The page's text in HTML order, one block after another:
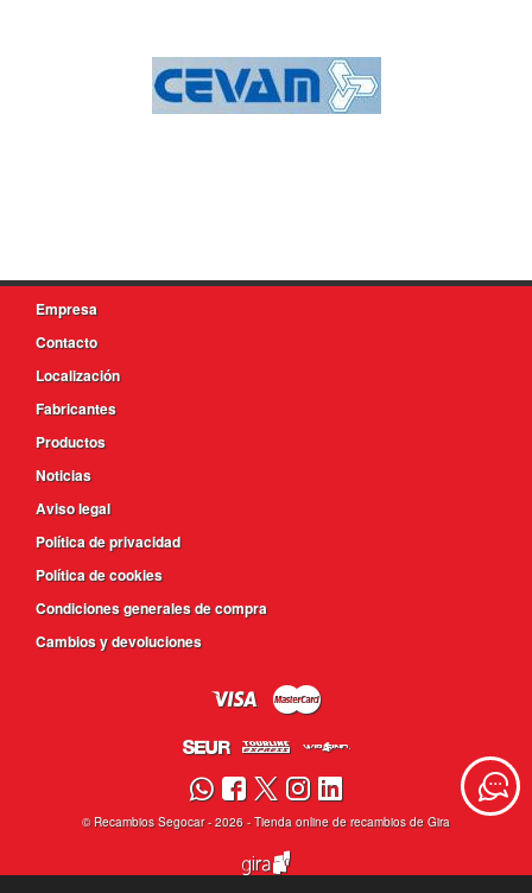
Empresa
Contacto
Localización
Fabricantes
Productos
Noticias
Aviso legal
Política de privacidad
Política de cookies
Condiciones generales de compra
Cambios y devoluciones
© Recambios Segocar- 2026 -Tienda online de recambios de Gira